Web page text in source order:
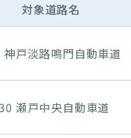
対象道路名
神戸淡路鳴門自動車道
瀬戸中央自動車道